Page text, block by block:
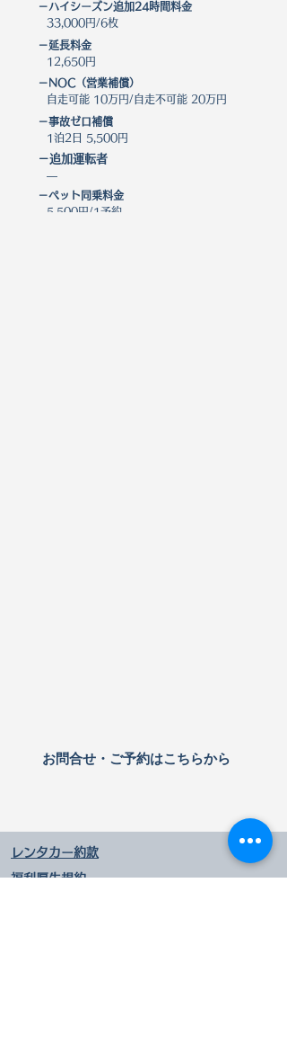
－​ハイシーズン追加24時間料金
33,000円/6枚
－延長料金
12,650円
－NOC（営業補償）
自走可能 10万円/自走不可能 20万円
－事故ゼロ補償
1泊2日 5,500円
－追加運転者
―
－ペット同乗料金
5,500円/1予約
​お問合せ・ご予約はこちらから
レンタカー約款
福利厚生規約